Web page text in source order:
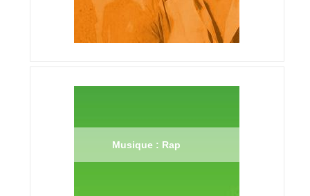
Musique : Rap